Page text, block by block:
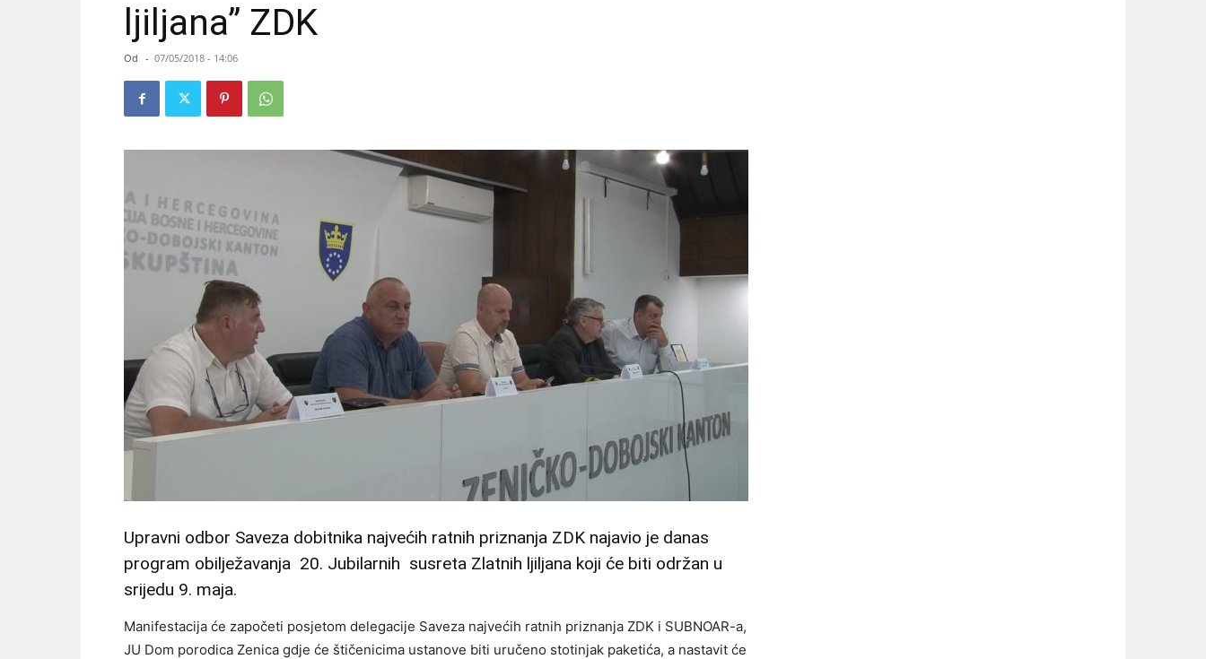
ljiljana” ZDK
Od - 07/05/2018 - 14:06
Upravni odbor Saveza dobitnika najvećih ratnih priznanja ZDK najavio je danas
program obilježavanja 20. Jubilarnih susreta Zlatnih ljiljana koji će biti održan u
srijedu 9. maja.
Manifestacija će započeti posjetom delegacije Saveza najvećih ratnih priznanja ZDK i SUBNOAR-a,
JU Dom porodica Zenica gdje će štičenicima ustanove biti uručeno stotinjak paketića, a nastavit će